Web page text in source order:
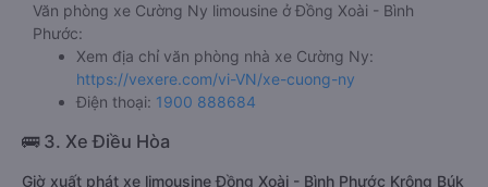
Văn phòng xe Cường Ny limousine ở Đồng Xoài - Bình
Phước:
Xem địa chỉ văn phòng nhà xe Cường Ny:
https://vexere.com/vi-VN/xe-cuong-ny
Điện thoại: 1900 888684
🚌 3. Xe Điều Hòa
Giờ xuất phát xe limousine Đồng Xoài - Bình Phước Krông Búk